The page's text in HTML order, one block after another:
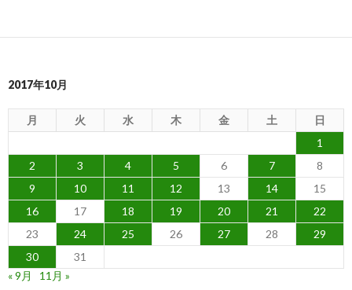
2017年10月
月 火 水 木 金 土
日
1
2
3 4 5 6 7
8
9
10 11 12 13 14
15
16
17 18 19 20 21
22
23
24 25 26 27 28
29
30
31
« 9月
11月 »